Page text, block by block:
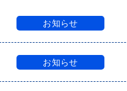
お知らせ
お知らせ